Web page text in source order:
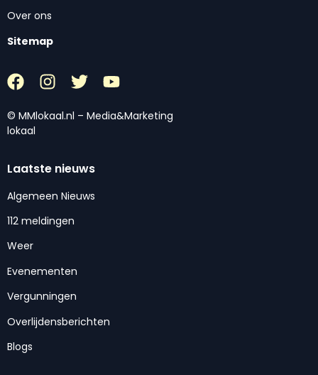
Over ons
Sitemap
© MMlokaal.nl – Media&Marketing
lokaal
Laatste nieuws
Algemeen Nieuws
112 meldingen
Weer
Evenementen
Vergunningen
Overlijdensberichten
Blogs